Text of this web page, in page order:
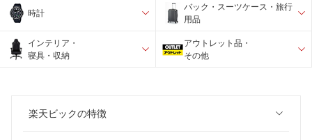
時計
バック・スーツケース・旅行
用品
インテリア・
寝具・収納
アウトレット品・
その他
楽天ビックの特徴